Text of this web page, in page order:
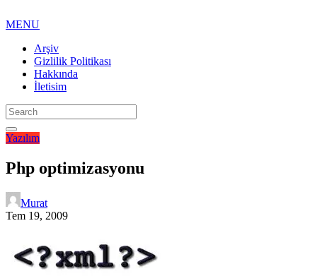
MENU
Arşiv
Gizlilik Politikası
Hakkında
İletisim
Yazılım
Php optimizasyonu
Murat
Tem 19, 2009